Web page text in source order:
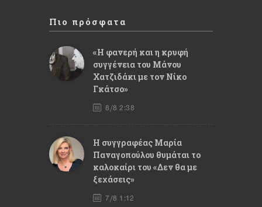
Πιο πρόσφατα
«Η φανερή και η κρυφή
συγγένεια του Μάνου
Χατζιδάκι με τον Νίκο
Γκάτσο»
8/8 2:38
Η συγγραφέας Μαρία
Παναγοπούλου θυμάται το
καλοκαίρι του «Δεν θα με
ξεχάσεις»
7/8 1:12